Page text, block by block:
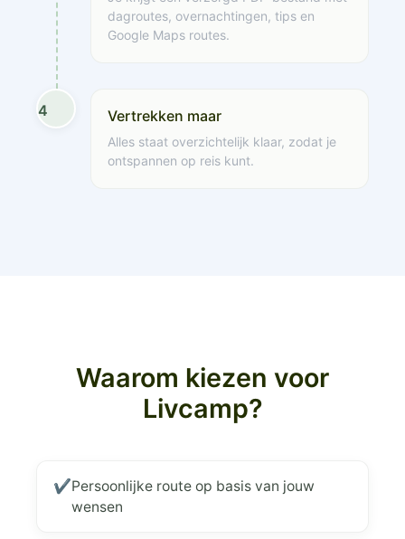
dagroutes, overnachtingen, tips en
Google Maps routes.
4 Vertrekken maar
Alles staat overzichtelijk klaar, zodat je
ontspannen op reis kunt.
Waarom kiezen voor
Livcamp?
✔Persoonlijke route op basis van jouw
wensen